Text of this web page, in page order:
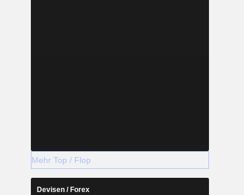
Mehr Top / Flop
Devisen / Forex